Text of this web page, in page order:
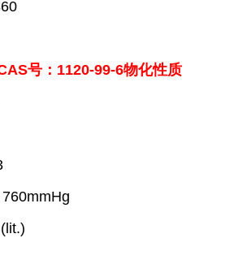
号：1120-99-6物化性质